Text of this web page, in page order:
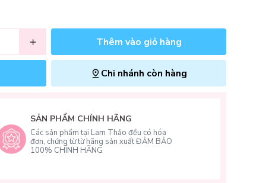
Thêm vào giỏ hàng
Chi nhánh còn hàng
SẢN PHẨM CHÍNH HÃNG
Các sản phẩm tại Lam Thảo đều có hóa
đơn, chứng từ từ hãng sản xuất ĐẢM BẢO
100% CHÍNH HÃNG